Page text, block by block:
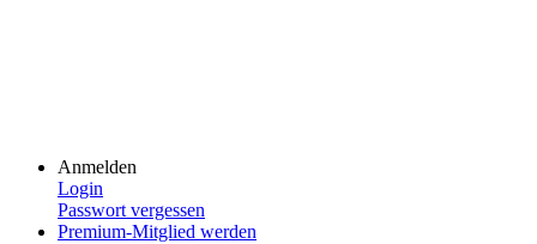
Anmelden
Login
Passwort vergessen
Premium-Mitglied werden